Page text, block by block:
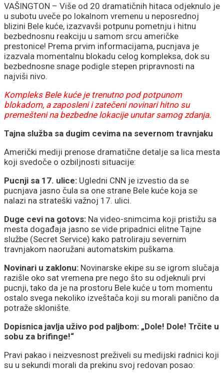
VAŠINGTON – Više od 20 dramatičnih hitaca odjeknulo je
u subotu uveče po lokalnom vremenu u neposrednoj
blizini Bele kuće, izazvavši potpunu pometnju i hitnu
bezbednosnu reakciju u samom srcu američke
prestonice! Prema prvim informacijama, pucnjava je
izazvala momentalnu blokadu celog kompleksa, dok su
bezbednosne snage podigle stepen pripravnosti na
najviši nivo.
Kompleks Bele kuće je trenutno pod potpunom
blokadom, a zaposleni i zatečeni novinari hitno su
premešteni na bezbedne lokacije unutar samog zdanja.
Tajna služba sa dugim cevima na severnom travnjaku
Američki mediji prenose dramatične detalje sa lica mesta
koji svedoče o ozbiljnosti situacije:
Pucnji sa 17. ulice: Ugledni CNN je izvestio da se
pucnjava jasno čula sa one strane Bele kuće koja se
nalazi na strateški važnoj 17. ulici.
Duge cevi na gotovs: Na video-snimcima koji pristižu sa
mesta događaja jasno se vide pripadnici elitne Tajne
službe (Secret Service) kako patroliraju severnim
travnjakom naoružani automatskim puškama.
Novinari u zaklonu: Novinarske ekipe su se igrom slučaja
razišle oko sat vremena pre nego što su odjeknuli prvi
pucnji, tako da je na prostoru Bele kuće u tom momentu
ostalo svega nekoliko izveštača koji su morali panično da
potraže sklonište.
Dopisnica javlja uživo pod paljbom: „Dole! Dole! Trčite u
sobu za brifinge!“
Pravi pakao i neizvesnost preživeli su medijski radnici koji
su u sekundi morali da prekinu svoj redovan posao: